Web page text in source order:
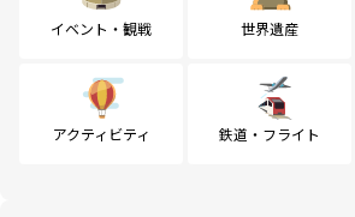
イベント・観戦 世界遺産
アクティビティ 鉄道・フライト